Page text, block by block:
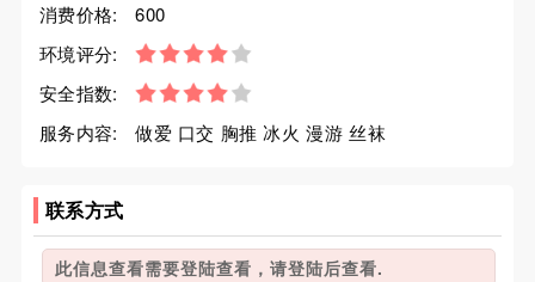
消费价格:
600
环境评分:
安全指数:
服务内容:
做爱 口交 胸推 冰火 漫游 丝袜
联系方式
此信息查看需要登陆查看，请登陆后查看.